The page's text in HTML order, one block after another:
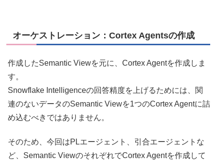
オーケストレーション：Cortex Agentsの作成
作成したSemantic Viewを元に、Cortex Agentを作成しま
す。
Snowflake Intelligenceの回答精度を上げるためには、関
連のないデータのSemantic Viewを1つのCortex Agentに詰
め込むべきではありません。
そのため、今回はPLエージェント、引合エージェントな
ど、Semantic ViewのそれぞれでCortex Agentを作成して